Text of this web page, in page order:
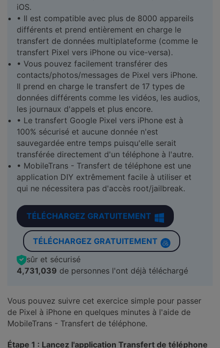
iOS.
• Il est compatible avec plus de 8000 appareils
différents et prend entièrement en charge le
transfert de données multiplateforme (comme le
transfert Pixel vers iPhone ou vice-versa).
• Vous pouvez facilement transférer des
contacts/photos/messages de Pixel vers iPhone.
Il prend en charge le transfert de 17 types de
données différents comme les vidéos, les audios,
les journaux d'appels et plus encore.
• Le transfert Google Pixel vers iPhone est à
100% sécurisé et aucune donnée n'est
sauvegardée entre temps puisqu'elle serait
transférée directement d'un téléphone à l'autre.
• MobileTrans - Transfert de téléphone est une
application DIY extrêmement facile à utiliser et
qui ne nécessitera pas d'accès root/jailbreak.
TÉLÉCHARGEZ GRATUITEMENT
TÉLÉCHARGEZ GRATUITEMENT
sûr et sécurisé
4,731,041 de personnes l'ont déjà téléchargé
Vous pouvez suivre cet exercice simple pour passer
de Pixel à iPhone en quelques minutes à l'aide de
MobileTrans - Transfert de téléphone.
Étape 1 : Lancez l'application Transfert de téléphone